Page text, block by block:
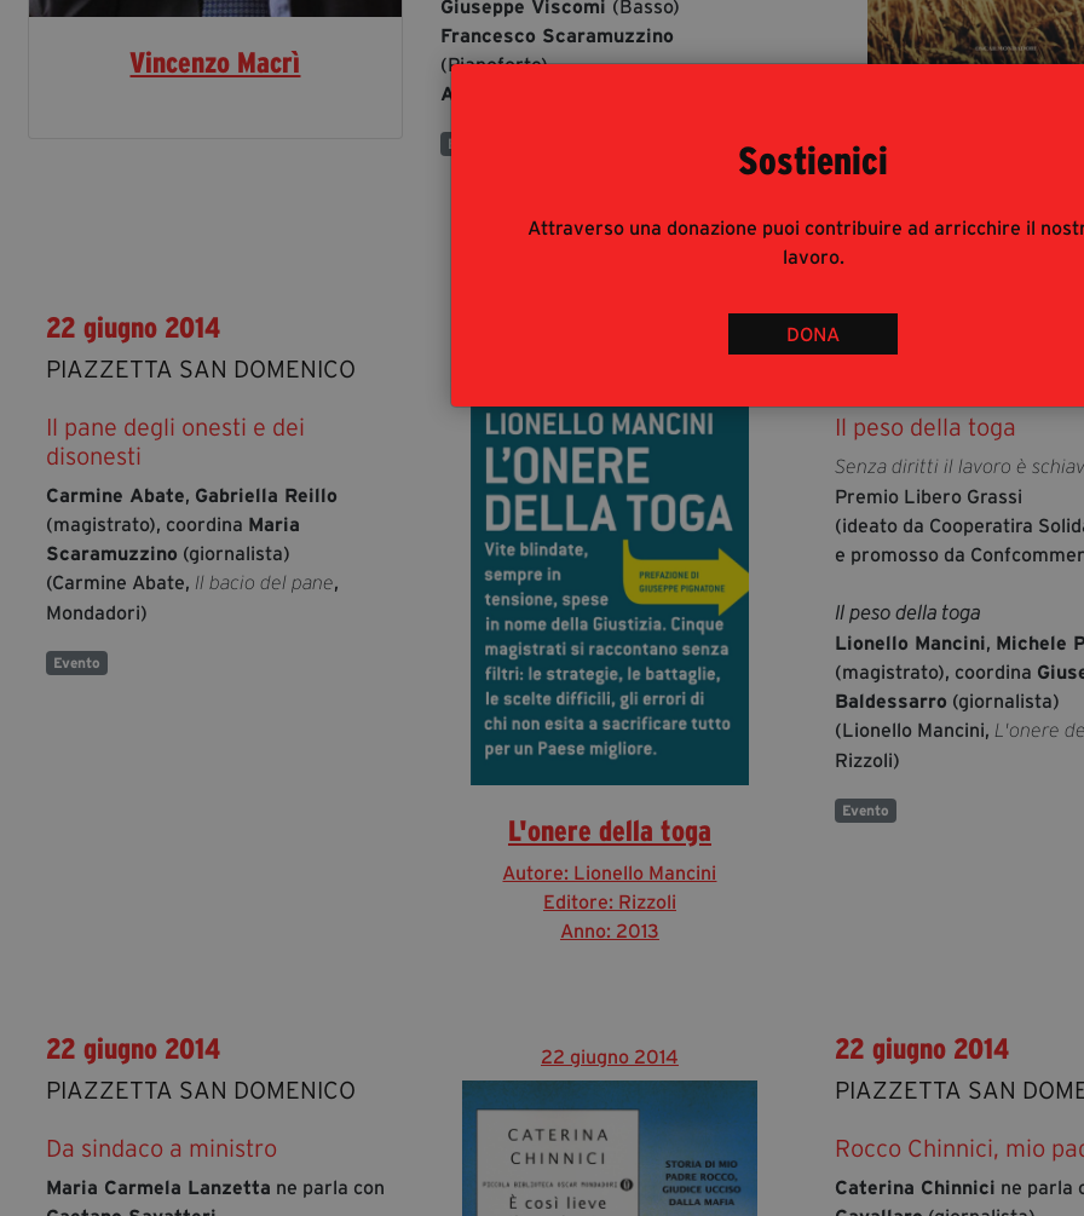
Sostienici
Attraverso una donazione puoi contribuire ad arricchire il
lavoro.
DONA
Vincenzo Macrì
Giuseppe Viscomi (Basso)
Francesco Scaramuzzino
(Pianoforte)
Andrea T. Mellace
Evento
22 giugno 2014
PIAZZETTA SAN DOMENICO
Il pane degli onesti e dei
disonesti
Carmine Abate, Gabriella Reillo
(magistrato), coordina Maria
Scaramuzzino (giornalista)
(Carmine Abate, Il bacio del pane,
Mondadori)
Evento
L'onere della toga
Autore: Lionello Mancini
Editore: Rizzoli
Anno: 2013
22 giugno 2014
Il peso della toga
Senza diritti il lavoro è
Premio Libero Grassi
(ideato da Cooperatira
e promosso da
Il peso della toga
Lionello Mancini, Michele
(magistrato), coordina
Baldessarro (giornalista)
(Lionello Mancini, L'onere
Rizzoli)
Evento
22 giugno 2014
PIAZZETTA SAN DOMENICO
Da sindaco a ministro
Maria Carmela Lanzetta ne parla con
22 giugno 2014 22 giugno 2014
PIAZZETTA SAN
Rocco Chinnici, mio
Caterina Chinnici ne parla